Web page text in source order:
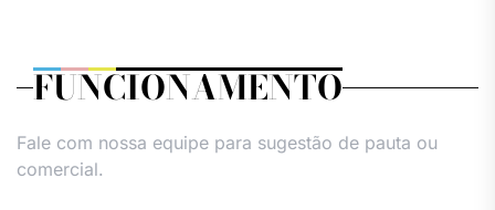
FUNCIONAMENTO
Fale com nossa equipe para sugestão de pauta ou
comercial.